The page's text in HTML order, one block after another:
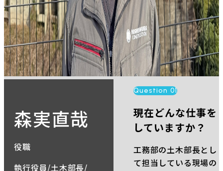
森実直哉
役職
執行役員/土木部長/
Question 01
現在どんな仕事を
していますか？
工務部の土木部長とし
て担当している現場の